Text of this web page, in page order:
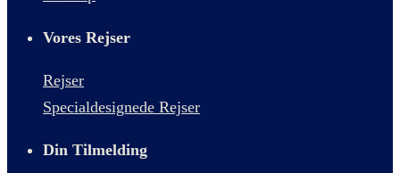
Vores Rejser
Rejser
Specialdesignede Rejser
Din Tilmelding